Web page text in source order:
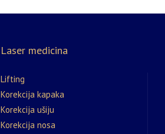
Laser medicina
Lifting
Korekcija kapaka
Korekcija ušiju
Korekcija nosa